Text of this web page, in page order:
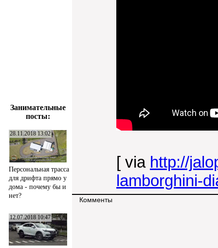
Занимательные
посты:
28.11.2018 13:02
Персональная трасса
для дрифта прямо у
дома - почему бы и
нет?
12.07.2018 10:47
[ via http://
lamborghini-
Комменты